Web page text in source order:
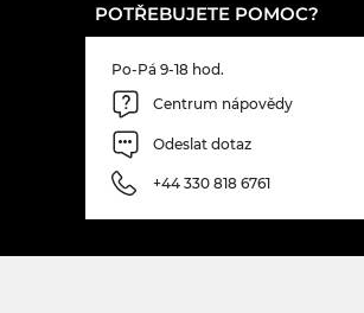
POTŘEBUJETE POMOC?
Po-Pá 9-18 hod.
Centrum nápovědy
Odeslat dotaz
+44 330 818 6761